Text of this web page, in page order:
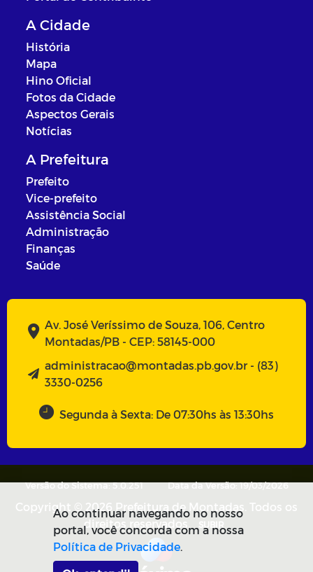
A Cidade
História
Mapa
Hino Oficial
Fotos da Cidade
Aspectos Gerais
Notícias
A Prefeitura
Prefeito
Vice-prefeito
Assistência Social
Administração
Finanças
Saúde
Av. José Veríssimo de Souza, 106, Centro
Montadas/PB - CEP: 58145-000
administracao@montadas.pb.gov.br - (83)
3330-0256
Segunda à Sexta: De 07:30hs às 13:30hs
Versão do Sistema: 5.0.251 Data da Versão: 19/03/2026
Copyright © 2026 Prefeitura de Montadas. Todos os
direitos reservados.
SUBIR
Ao continuar navegando no nosso
portal, você concorda com a nossa
Política de Privacidade.